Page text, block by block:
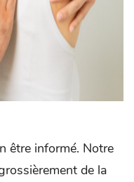
être informé. Notre
de la